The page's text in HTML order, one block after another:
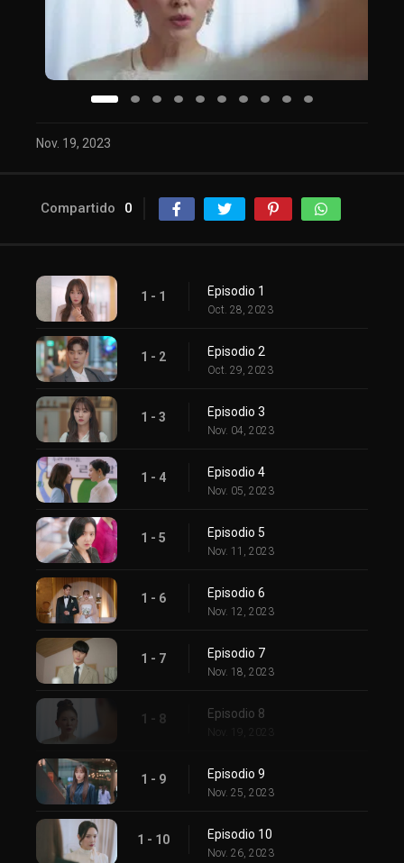
Nov. 19, 2023
Compartido 0
1 - 1 Episodio 1
Oct. 28, 2023
1 - 2 Episodio 2
Oct. 29, 2023
1 - 3 Episodio 3
Nov. 04, 2023
1 - 4 Episodio 4
Nov. 05, 2023
1 - 5 Episodio 5
Nov. 11, 2023
1 - 6 Episodio 6
Nov. 12, 2023
1 - 7 Episodio 7
Nov. 18, 2023
1 - 8 Episodio 8
Nov. 19, 2023
1 - 9 Episodio 9
Nov. 25, 2023
1 - 10 Episodio 10
Nov. 26, 2023